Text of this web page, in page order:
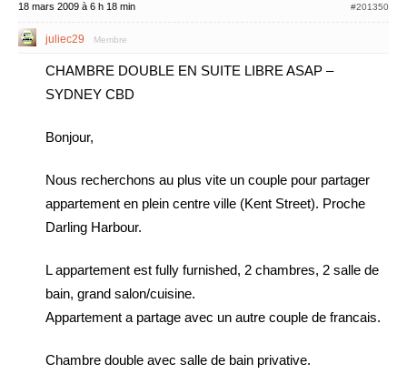
18 mars 2009 à 6 h 18 min #201350
juliec29 Membre
CHAMBRE DOUBLE EN SUITE LIBRE ASAP –
SYDNEY CBD
Bonjour,
Nous recherchons au plus vite un couple pour partager
appartement en plein centre ville (Kent Street). Proche
Darling Harbour.
L appartement est fully furnished, 2 chambres, 2 salle de
bain, grand salon/cuisine.
Appartement a partage avec un autre couple de francais.
Chambre double avec salle de bain privative.